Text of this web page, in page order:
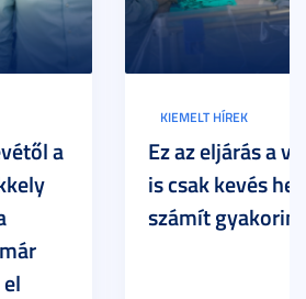
a
KIEMELT HÍREK
Ez az eljárás a
is csak kevés
számít